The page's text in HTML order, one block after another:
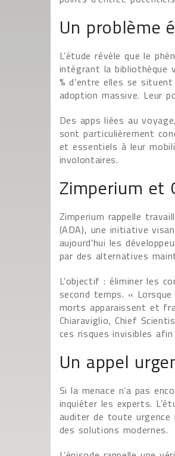
Un problème
L’étude révèle que le
intégrant la bibliothèque
% d’entre elles se
adoption massive. Leur
Des apps liées au
sont particulièrement
et essentiels à leur
involontaires.
Zimperium et
Zimperium rappelle
(ADA), une initiative
aujourd’hui les
par des alternatives
L’objectif : éliminer les
second temps. «
morts apparaissent et
Chiaraviglio, Chief
ces risques invisibles
Un appel
Si la menace n’a pas
inquiéter les experts.
auditer de toute urgence
des solutions modernes.